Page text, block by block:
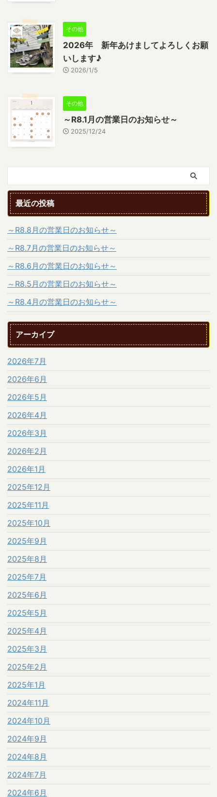
その他
2026年 新年あけましてよろしくお願
いします♪
2026/1/5
その他
～R8.1月の営業日のお知らせ～
2025/12/24
最近の投稿
～R8.8月の営業日のお知らせ～
～R8.7月の営業日のお知らせ～
～R8.6月の営業日のお知らせ～
～R8.5月の営業日のお知らせ～
～R8.4月の営業日のお知らせ～
アーカイブ
2026年7月
2026年6月
2026年5月
2026年4月
2026年3月
2026年2月
2026年1月
2025年12月
2025年11月
2025年10月
2025年9月
2025年8月
2025年7月
2025年6月
2025年5月
2025年4月
2025年3月
2025年2月
2025年1月
2024年11月
2024年10月
2024年9月
2024年8月
2024年7月
2024年6月